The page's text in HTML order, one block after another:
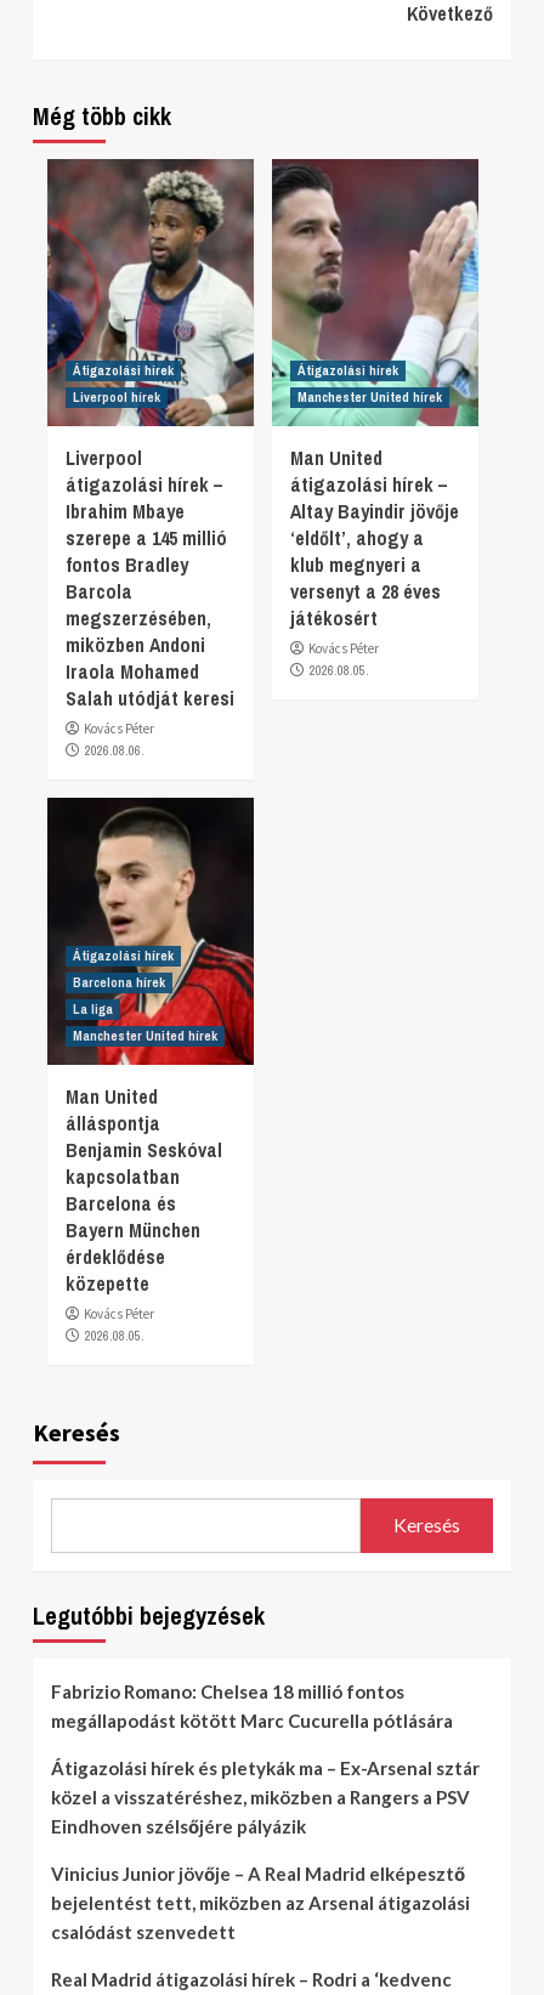
Következő
Még több cikk
Átigazolási hírek
Liverpool hírek
Liverpool
átigazolási hírek –
Ibrahim Mbaye
szerepe a 145 millió
fontos Bradley
Barcola
megszerzésében,
miközben Andoni
Iraola Mohamed
Salah utódját keresi
Kovács Péter
2026.08.06.
Átigazolási hírek
Manchester United hírek
Man United
átigazolási hírek –
Altay Bayindir jövője
‘eldőlt’, ahogy a
klub megnyeri a
versenyt a 28 éves
játékosért
Kovács Péter
2026.08.05.
Átigazolási hírek
Barcelona hírek
La liga
Manchester United hírek
Man United
álláspontja
Benjamin Seskóval
kapcsolatban
Barcelona és
Bayern München
érdeklődése
közepette
Kovács Péter
2026.08.05.
Keresés
Keresés
Legutóbbi bejegyzések
Fabrizio Romano: Chelsea 18 millió fontos
megállapodást kötött Marc Cucurella pótlására
Átigazolási hírek és pletykák ma – Ex-Arsenal sztár
közel a visszatéréshez, miközben a Rangers a PSV
Eindhoven szélsőjére pályázik
Vinicius Junior jövője – A Real Madrid elképesztő
bejelentést tett, miközben az Arsenal átigazolási
csalódást szenvedett
Real Madrid átigazolási hírek – Rodri a ‘kedvenc